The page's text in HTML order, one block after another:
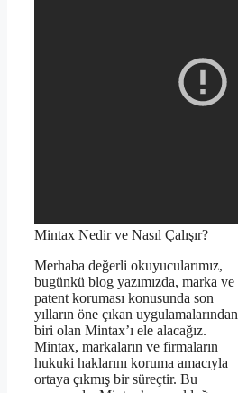
Mintax Nedir ve Nasıl Çalışır?
Merhaba değerli okuyucularımız,
bugünkü blog yazımızda, marka ve
patent koruması konusunda son
yılların öne çıkan uygulamalarından
biri olan Mintax’ı ele alacağız.
Mintax, markaların ve firmaların
hukuki haklarını koruma amacıyla
ortaya çıkmış bir süreçtir. Bu